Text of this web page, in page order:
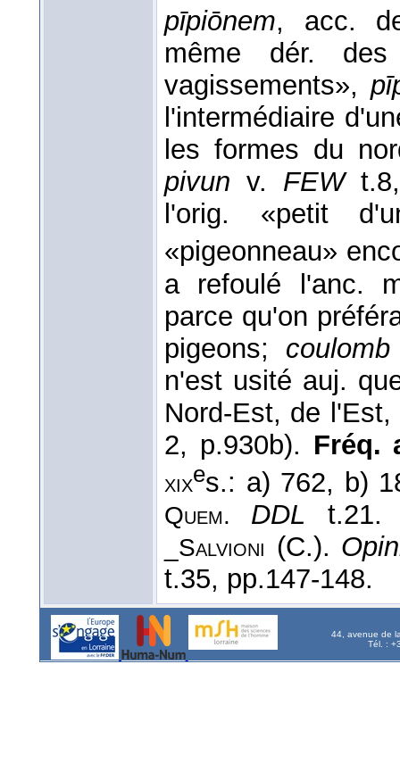
pīpiōnem, acc.
même dér.
vagissements»,
l'intermédiaire
les formes du
pivun v. FEWt.8,
l'orig. «petit
«pigeonneau»
a refoulé l'anc.
parce qu'on
pigeons; coulomb
n'est usité auj.
Nord-Est, de
2, p.930b). Fréq.
xixes.: a) 762, b)
Quem. DDL
_Salvioni (C.).
t.35, pp.147-148.
44, avenue de
Tél. :